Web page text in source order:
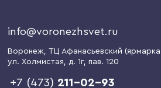
info@voronezhsvet.ru
Воронеж
, ТЦ Афанасьевский
ул. Холмистая, д. 1г, пав. 120
+7 (473) 211-02-93